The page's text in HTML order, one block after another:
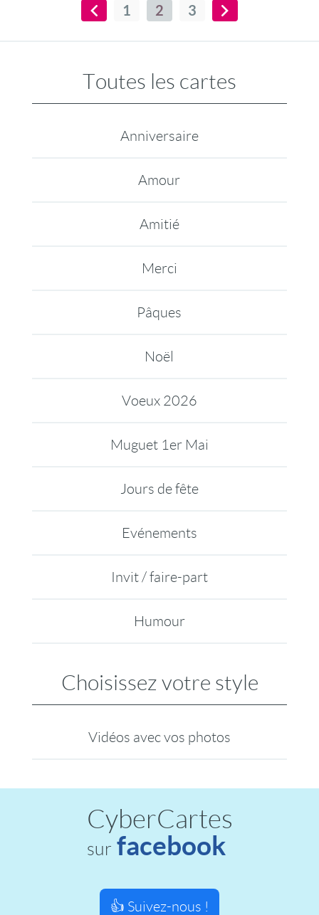
1 2 3
Toutes les cartes
Anniversaire
Amour
Amitié
Merci
Pâques
Noël
Voeux 2026
Muguet 1er Mai
Jours de fête
Evénements
Invit / faire-part
Humour
Choisissez votre style
Vidéos avec vos photos
CyberCartes
sur facebook
👍 Suivez-nous !